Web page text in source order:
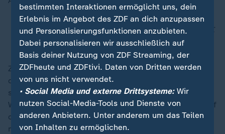
Donald Trumps Handelspolitik: Was ein schwacher
US-Dollar bedeutet
Zudem wird der Goldpreis durch eine Kursschwäche
des Dollar gestützt, der wegen der Aussicht auf
sinkende Zinsen in den USA in den vergangenen
Wochen tendenziell an Wert verloren hat. Weil Gold auf
dem Weltmarkt überwiegend in Dollar gehandelt wird,
macht eine Schwäche der US-Währung das Edelmetall
bestimmten Interaktionen ermöglicht uns, dein
Erlebnis im Angebot des ZDF an dich anzupassen
und Personalisierungsfunktionen anzubieten.
Dabei personalisieren wir ausschließlich auf
Basis deiner Nutzung von ZDF Streaming, der
ZDFheute und ZDFtivi. Daten von Dritten werden
von uns nicht verwendet.
• Social Media und externe Drittsysteme:Wir
nutzen Social-Media-Tools und Dienste von
anderen Anbietern. Unter anderem um das Teilen
von Inhalten zu ermöglichen.